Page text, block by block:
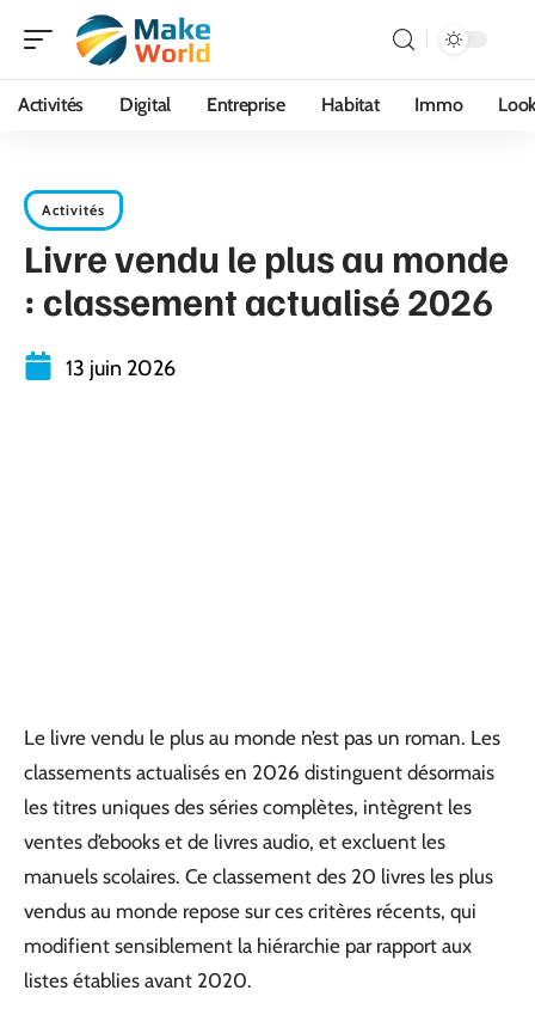
Activités Digital Entreprise Habitat Immo
Activités
Livre vendu le plus au monde
: classement actualisé 2026
13 juin 2026
Le livre vendu le plus au monde n’est pas un roman. Les
classements actualisés en 2026 distinguent désormais
les titres uniques des séries complètes, intègrent les
ventes d’ebooks et de livres audio, et excluent les
manuels scolaires. Ce classement des 20 livres les plus
vendus au monde repose sur ces critères récents, qui
modifient sensiblement la hiérarchie par rapport aux
listes établies avant 2020.